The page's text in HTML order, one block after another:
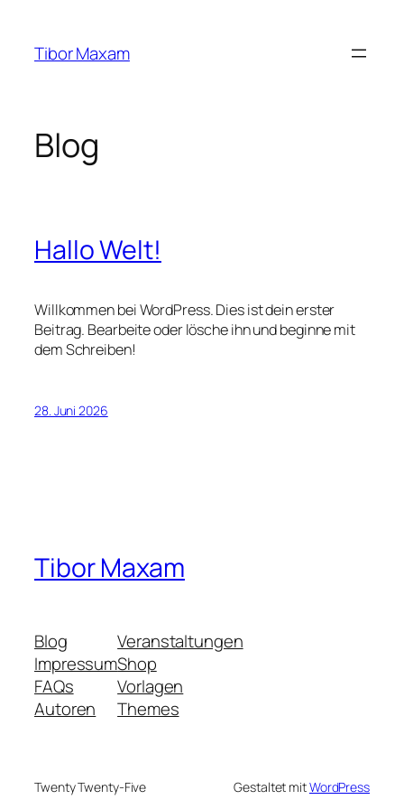
springen
Tibor Maxam
Blog
Hallo Welt!
Willkommen bei WordPress. Dies ist dein erster
Beitrag. Bearbeite oder lösche ihn und beginne mit
dem Schreiben!
28. Juni 2026
Tibor Maxam
Blog
Impressum
FAQs
Autoren
Veranstaltungen
Shop
Vorlagen
Themes
Twenty Twenty-Five Gestaltet mitWordPress